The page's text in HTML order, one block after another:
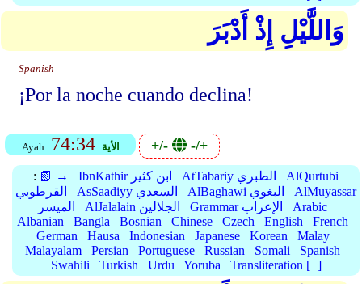
وَاللَّيْلِ إِذْ أَدْبَرَ
Spanish
¡Por la noche cuando declina!
Ayah 74:34 الأية +/- -/+
: 📗 → IbnKathir ابن كثير AtTabariy الطبري
AlQurtubi
القرطوبي
AsSaadiyy السعدي AlBaghawi البغوي
AlMuyassar
الميسر
AlJalalain الجلالين Grammar الإعراب
Arabic
Albanian
Bangla Bosnian Chinese Czech English
French
German
Hausa Indonesian Japanese Korean
Malay
Malayalam
Persian Portuguese Russian Somali
Spanish
Swahili
Turkish Urdu Yoruba Transliteration [+]